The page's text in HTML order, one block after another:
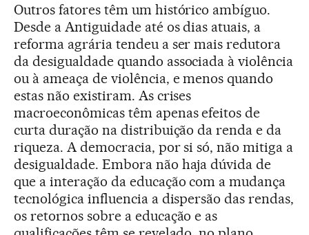
Outros fatores têm um histórico ambíguo.
Desde a Antiguidade até os dias atuais, a
reforma agrária tendeu a ser mais redutora
da desigualdade quando associada à violência
ou à ameaça de violência, e menos quando
estas não existiram. As crises
macroeconômicas têm apenas efeitos de
curta duração na distribuição da renda e da
riqueza. A democracia, por si só, não mitiga a
desigualdade. Embora não haja dúvida de
que a interação da educação com a mudança
tecnológica influencia a dispersão das rendas,
os retornos sobre a educação e as